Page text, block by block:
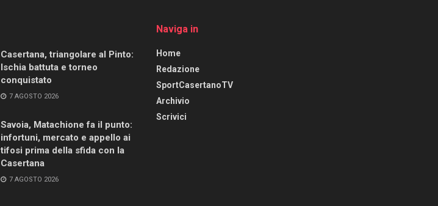
Casertana, triangolare al Pinto:
Ischia battuta e torneo
conquistato
7 AGOSTO 2026
Savoia, Matachione fa il punto:
infortuni, mercato e appello ai
tifosi prima della sfida con la
Casertana
7 AGOSTO 2026
Naviga in
Home
Redazione
SportCasertanoTV
Archivio
Scrivici